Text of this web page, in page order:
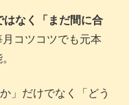
なく「まだ間に合
月コツコツでも元本
」だけでなく「どう